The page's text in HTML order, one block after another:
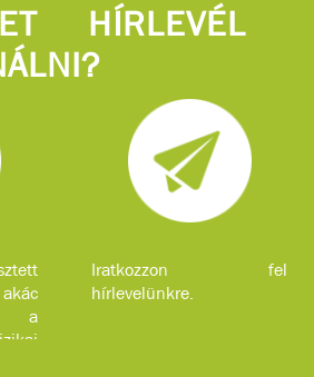
szolgáltatásokkal.
a
HÍRLEVÉL
Iratkozzon fel
hírlevelünkre.